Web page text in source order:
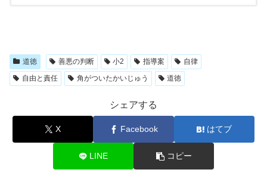
道徳 善悪の判断 小2 指導案
自律
自由と責任
角がついたかいじゅう 道徳
シェアする
X Facebook はてブ
LINE コピー